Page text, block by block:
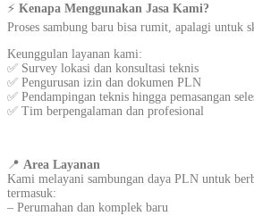
⚡ Kenapa Menggunakan Jasa Kami?
Proses sambung baru bisa rumit, apalagi untuk
Keunggulan layanan kami:
✅ Survey lokasi dan konsultasi teknis
✅ Pengurusan izin dan dokumen PLN
✅ Pendampingan teknis hingga pemasangan
✅ Tim berpengalaman dan profesional
📍 Area Layanan
Kami melayani sambungan daya PLN untuk
termasuk:
– Perumahan dan komplek baru